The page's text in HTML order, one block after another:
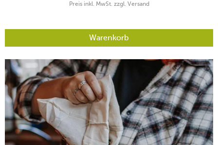
Preis inkl. MwSt. zzgl. Versand
Warenkorb